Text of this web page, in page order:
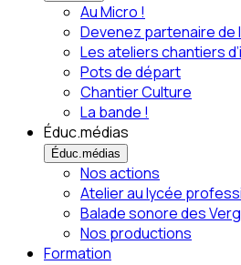
Au Micro !
Devenez partenaire de
Les ateliers chantiers
Pots de départ
Chantier Culture
La bande !
Éduc.médias
Éduc.médias
Nos actions
Atelier au lycée
Balade sonore des
Nos productions
Formation